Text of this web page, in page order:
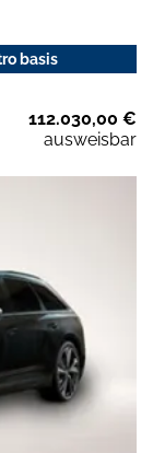
basis
112.030,00 €
ausweisbar